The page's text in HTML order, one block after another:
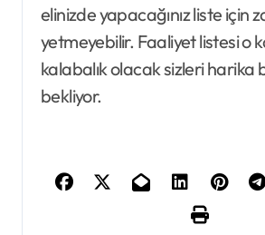
elinizde yapacağınız liste için
yetmeyebilir. Faaliyet listesi o
kalabalık olacak sizleri harika
bekliyor.